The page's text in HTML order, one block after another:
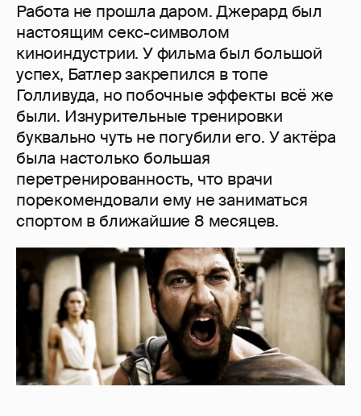
Работа не прошла даром. Джерард был
настоящим секс-символом
киноиндустрии. У фильма был большой
успех, Батлер закрепился в топе
Голливуда, но побочные эффекты всё же
были. Изнурительные тренировки
буквально чуть не погубили его. У актёра
была настолько большая
перетренированность, что врачи
порекомендовали ему не заниматься
спортом в ближайшие 8 месяцев.